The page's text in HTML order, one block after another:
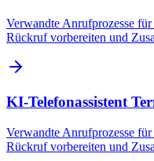
Verwandte Anrufprozesse
Rückruf vorbereiten und
KI-Telefonassistent
Verwandte Anrufprozesse
Rückruf vorbereiten und